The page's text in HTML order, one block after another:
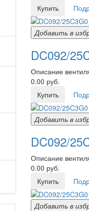
Купить
Добавить в
DC092/
Описание
0.00 руб.
Купить
Добавить в
DC092/
Описание
0.00 руб.
Купить
Добавить в